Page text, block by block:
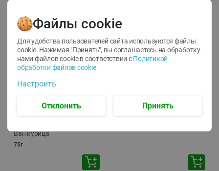
12
1.05 руб./
руб./шт
Корм влаж. для кош. с
Ван курица
75г
ТОФУ Vegetus ТВЕРДЫЙ
Файлы cookie
Для удобства пользователей сайта используются файлы
cookie. Нажимая "Принять", вы соглашаетесь на обработку
нами файлов cookie в соответствии с Политикой
обработки файлов cookie
Настроить
Отклонить Принять